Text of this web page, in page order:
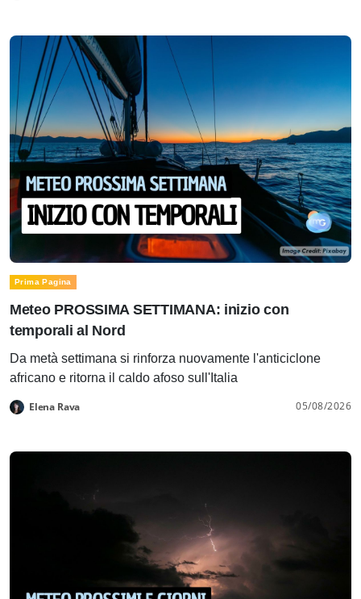
Prima Pagina
Meteo PROSSIMA SETTIMANA: inizio con
temporali al Nord
Da metà settimana si rinforza nuovamente l'anticiclone
africano e ritorna il caldo afoso sull'Italia
Elena Rava 05/08/2026